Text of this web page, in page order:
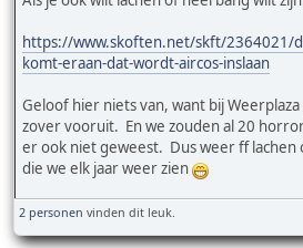
https://www.skoften.net/skft/2364021/
komt-eraan-dat-wordt-aircos-inslaan
Geloof hier niets van, want bij
zover vooruit. En we zouden al 20
er ook niet geweest. Dus weer ff lachen
die we elk jaar weer zien
2 personen vinden dit leuk.